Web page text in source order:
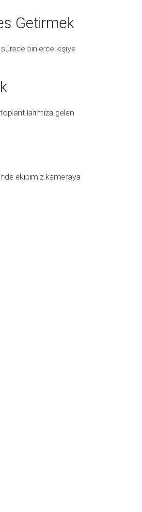
Getirmek
sürede binlerce kişiye
gelen
ekibimiz kameraya